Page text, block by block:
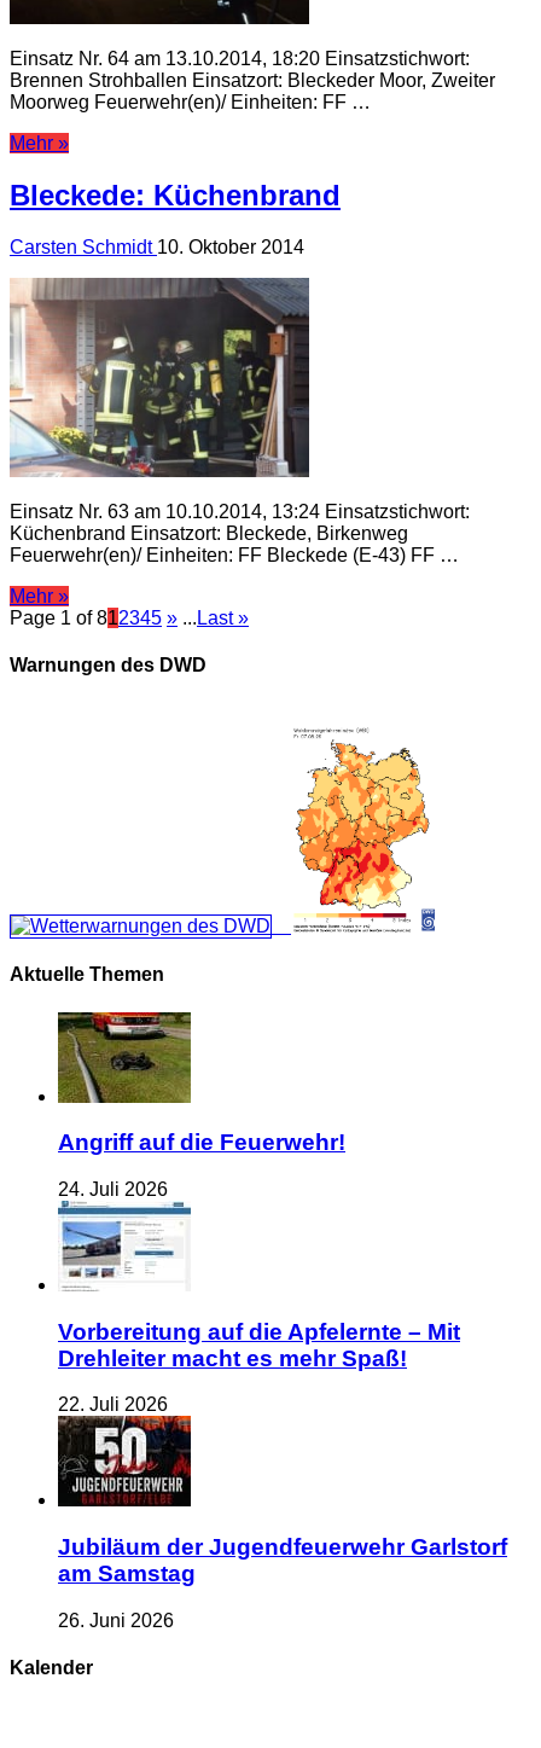
Einsatz Nr. 64 am 13.10.2014, 18:20 Einsatzstichwort:
Brennen Strohballen Einsatzort: Bleckeder Moor, Zweiter
Moorweg Feuerwehr(en)/ Einheiten: FF …
Mehr »
Bleckede: Küchenbrand
Carsten Schmidt 10. Oktober 2014
Einsatz Nr. 63 am 10.10.2014, 13:24 Einsatzstichwort:
Küchenbrand Einsatzort: Bleckede, Birkenweg
Feuerwehr(en)/ Einheiten: FF Bleckede (E-43) FF …
Mehr »
Page 1 of 812345 » ... Last »
Warnungen des DWD
Aktuelle Themen
Angriff auf die Feuerwehr!
24. Juli 2026
Vorbereitung auf die Apfelernte – Mit
Drehleiter macht es mehr Spaß!
22. Juli 2026
Jubiläum der Jugendfeuerwehr Garlstorf
am Samstag
26. Juni 2026
Kalender